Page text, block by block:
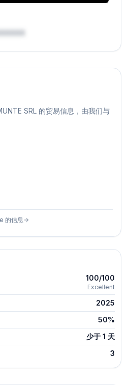
SRL 的贸易信息，由我们与
的信息
100/100
Excellent
2025
50%
少于 1 天
3